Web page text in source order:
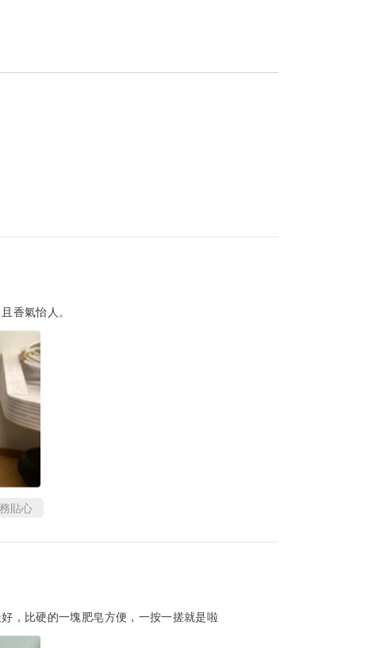
香氣怡人。
貼心
，比硬的一塊肥皂方便，一按一搓就是啦